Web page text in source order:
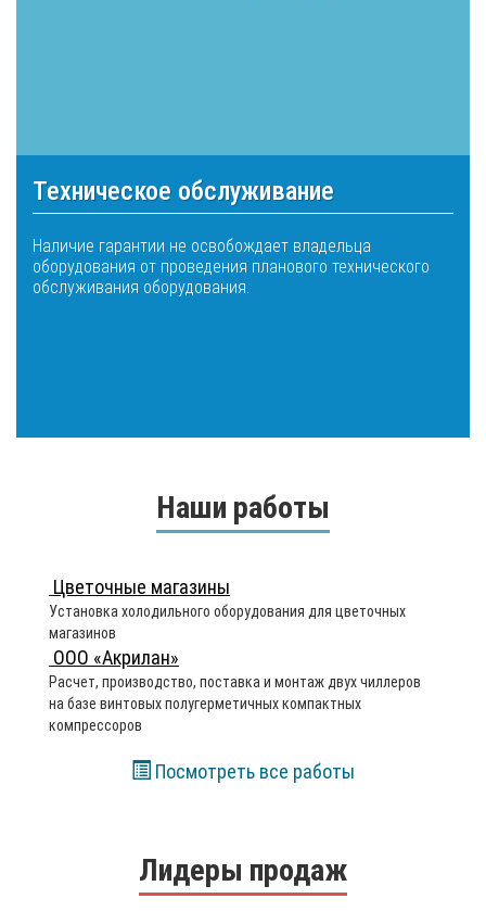
Техническое обслуживание
Наличие гарантии не освобождает владельца
оборудования от проведения планового технического
обслуживания оборудования.
Наши работы
Цветочные магазины
Установка холодильного оборудования для цветочных
магазинов
ООО «Акрилан»
Расчет, производство, поставка и монтаж двух чиллеров
на базе винтовых полугерметичных компактных
компрессоров
Посмотреть все работы
Лидеры продаж